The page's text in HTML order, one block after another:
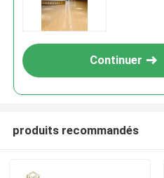
Continuer
produits recommandés